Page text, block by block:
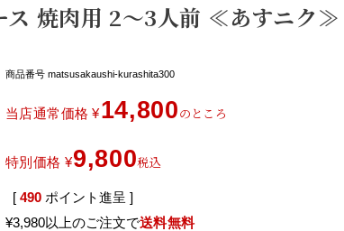
ス 焼肉用 2～3人前 ≪あすニク≫
商品番号 matsusakaushi-kurashita300
当店通常価格 ¥14,800のところ
特別価格 ¥9,800税込
[ 490 ポイント進呈 ]
¥3,980以上のご注文で送料無料